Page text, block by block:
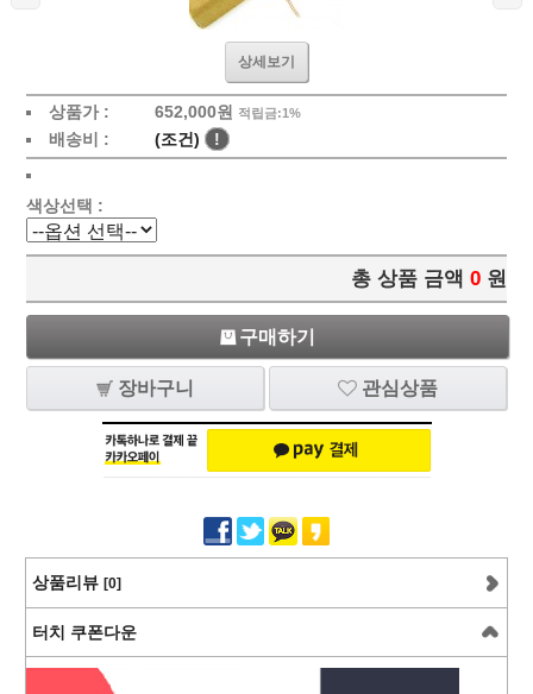
상세보기
상품가 : 652,000원 적립금:1%
배송비 : (조건) !
색상선택 :
총 상품 금액 0 원
구매하기
장바구니 관심상품
상품리뷰 [0]
터치 쿠폰다운